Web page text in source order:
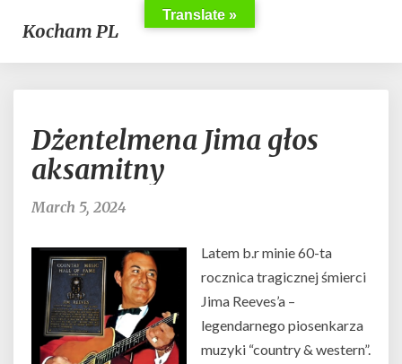
Kocham PL
Jima
głos
Dżentelmena Jima głos
aksamitny
March 5, 2024
Latem b.r minie 60-ta
rocznica tragicznej śmierci
Jima Reeves’a –
legendarnego piosenkarza
muzyki “country & western”.
Translate »